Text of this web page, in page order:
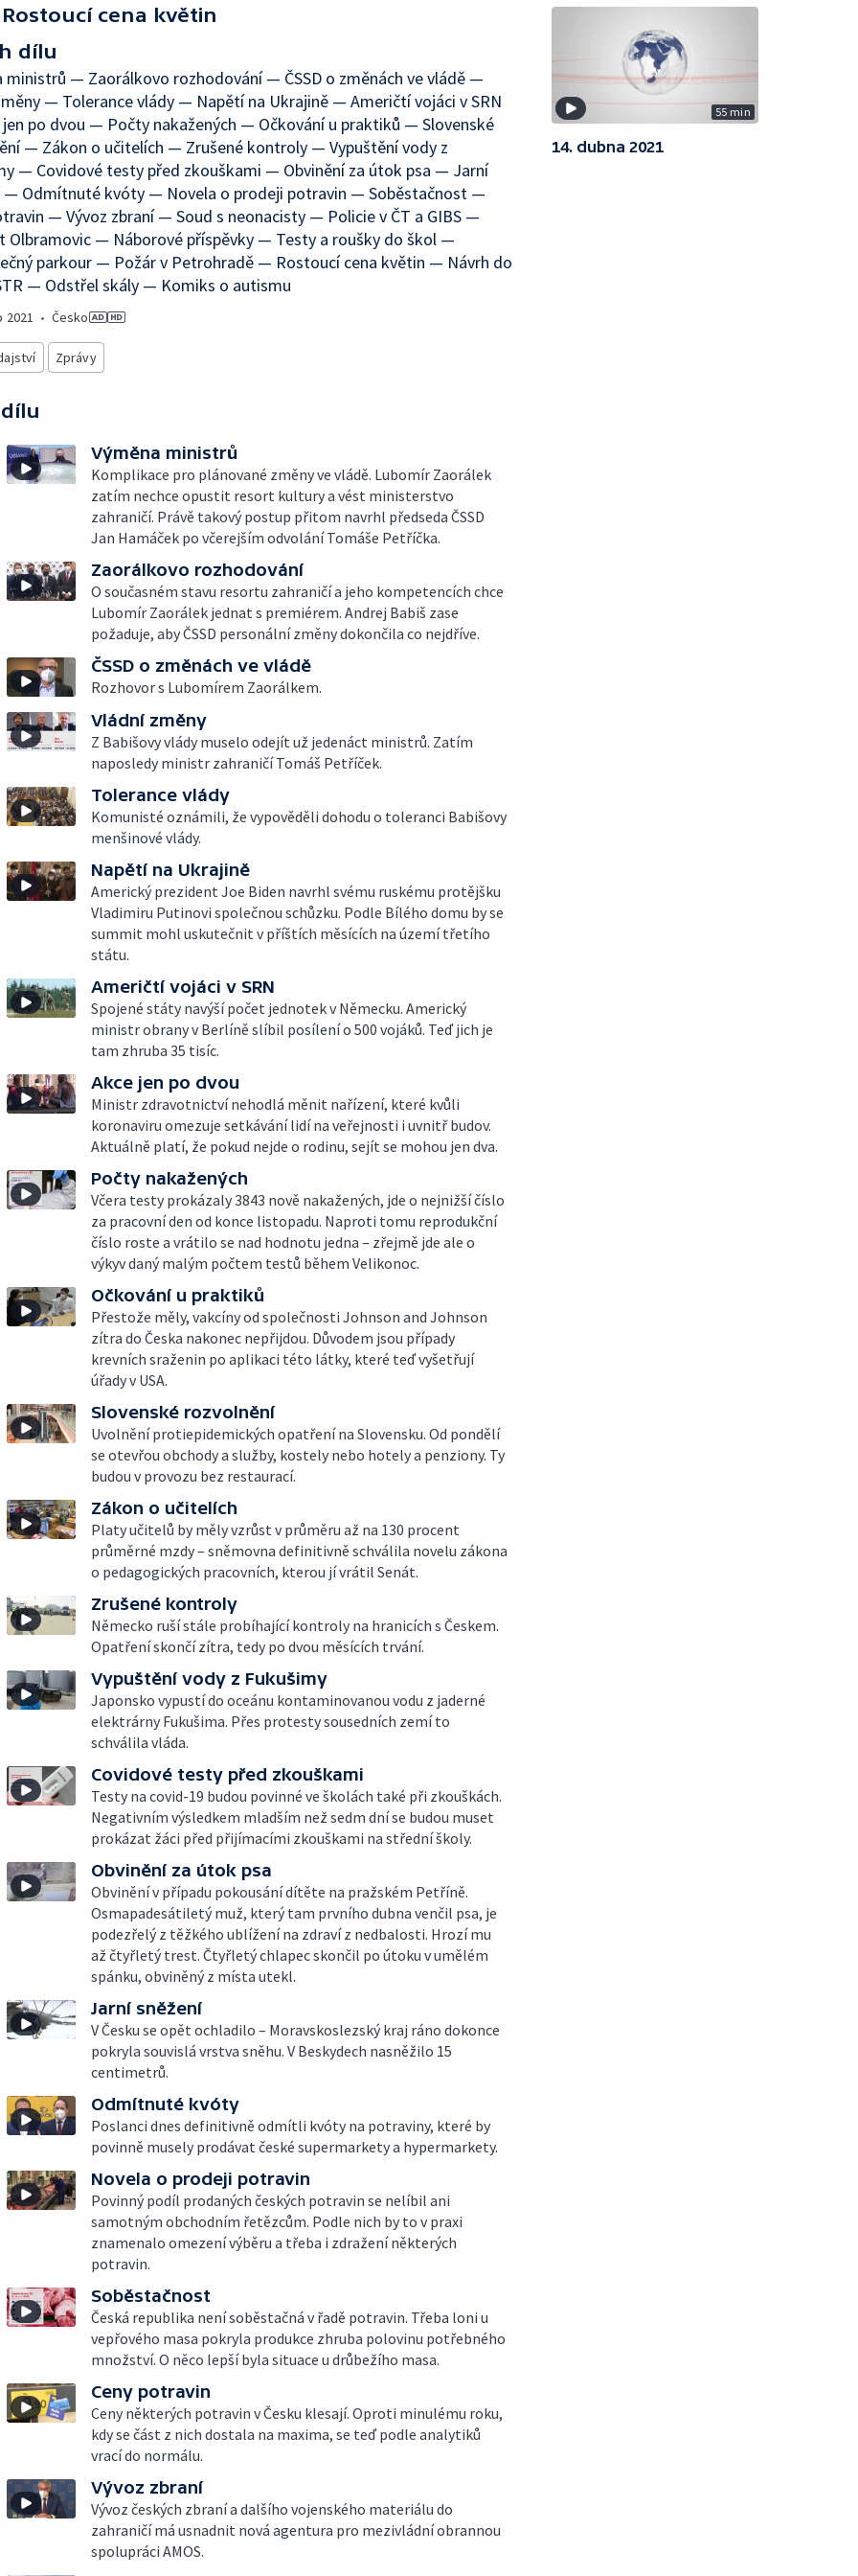
Rostoucí cena květin
dílu
ministrů — Zaorálkovo rozhodování — ČSSD o změnách ve vládě —
— Tolerance vlády — Napětí na Ukrajině — Američtí vojáci v SRN
po dvou — Počty nakažených — Očkování u praktiků — Slovenské
— Zákon o učitelích — Zrušené kontroly — Vypuštění vody z
— Covidové testy před zkouškami — Obvinění za útok psa — Jarní
— Odmítnuté kvóty — Novela o prodeji potravin — Soběstačnost —
— Vývoz zbraní — Soud s neonacisty — Policie v ČT a GIBS —
Olbramovic — Náborové příspěvky — Testy a roušky do škol —
parkour — Požár v Petrohradě — Rostoucí cena květin — Návrh do
— Odstřel skály — Komiks o autismu
2021 • Česko
Zprávy
Výměna ministrů
Komplikace pro plánované změny ve vládě. Lubomír Zaorálek
zatím nechce opustit resort kultury a vést ministerstvo
zahraničí. Právě takový postup přitom navrhl předseda ČSSD
Jan Hamáček po včerejším odvolání Tomáše Petříčka.
Zaorálkovo rozhodování
O současném stavu resortu zahraničí a jeho kompetencích chce
Lubomír Zaorálek jednat s premiérem. Andrej Babiš zase
požaduje, aby ČSSD personální změny dokončila co nejdříve.
ČSSD o změnách ve vládě
Rozhovor s Lubomírem Zaorálkem.
Vládní změny
Z Babišovy vlády muselo odejít už jedenáct ministrů. Zatím
naposledy ministr zahraničí Tomáš Petříček.
Tolerance vlády
Komunisté oznámili, že vypověděli dohodu o toleranci Babišovy
menšinové vlády.
Napětí na Ukrajině
Americký prezident Joe Biden navrhl svému ruskému protějšku
Vladimiru Putinovi společnou schůzku. Podle Bílého domu by se
summit mohl uskutečnit v příštích měsících na území třetího
státu.
Američtí vojáci v SRN
Spojené státy navýší počet jednotek v Německu. Americký
ministr obrany v Berlíně slíbil posílení o 500 vojáků. Teď jich je
tam zhruba 35 tisíc.
Akce jen po dvou
Ministr zdravotnictví nehodlá měnit nařízení, které kvůli
koronaviru omezuje setkávání lidí na veřejnosti i uvnitř budov.
Aktuálně platí, že pokud nejde o rodinu, sejít se mohou jen dva.
Počty nakažených
Včera testy prokázaly 3843 nově nakažených, jde o nejnižší číslo
za pracovní den od konce listopadu. Naproti tomu reprodukční
číslo roste a vrátilo se nad hodnotu jedna – zřejmě jde ale o
výkyv daný malým počtem testů během Velikonoc.
Očkování u praktiků
Přestože měly, vakcíny od společnosti Johnson and Johnson
zítra do Česka nakonec nepřijdou. Důvodem jsou případy
krevních sraženin po aplikaci této látky, které teď vyšetřují
úřady v USA.
Slovenské rozvolnění
Uvolnění protiepidemických opatření na Slovensku. Od pondělí
se otevřou obchody a služby, kostely nebo hotely a penziony. Ty
budou v provozu bez restaurací.
Zákon o učitelích
Platy učitelů by měly vzrůst v průměru až na 130 procent
průměrné mzdy – sněmovna definitivně schválila novelu zákona
o pedagogických pracovních, kterou jí vrátil Senát.
Zrušené kontroly
Německo ruší stále probíhající kontroly na hranicích s Českem.
Opatření skončí zítra, tedy po dvou měsících trvání.
Vypuštění vody z Fukušimy
Japonsko vypustí do oceánu kontaminovanou vodu z jaderné
elektrárny Fukušima. Přes protesty sousedních zemí to
schválila vláda.
Covidové testy před zkouškami
Testy na covid-19 budou povinné ve školách také při zkouškách.
Negativním výsledkem mladším než sedm dní se budou muset
prokázat žáci před přijímacími zkouškami na střední školy.
Obvinění za útok psa
Obvinění v případu pokousání dítěte na pražském Petříně.
Osmapadesátiletý muž, který tam prvního dubna venčil psa, je
podezřelý z těžkého ublížení na zdraví z nedbalosti. Hrozí mu
až čtyřletý trest. Čtyřletý chlapec skončil po útoku v umělém
spánku, obviněný z místa utekl.
Jarní sněžení
V Česku se opět ochladilo – Moravskoslezský kraj ráno dokonce
pokryla souvislá vrstva sněhu. V Beskydech nasněžilo 15
centimetrů.
Odmítnuté kvóty
Poslanci dnes definitivně odmítli kvóty na potraviny, které by
povinně musely prodávat české supermarkety a hypermarkety.
Novela o prodeji potravin
Povinný podíl prodaných českých potravin se nelíbil ani
samotným obchodním řetězcům. Podle nich by to v praxi
znamenalo omezení výběru a třeba i zdražení některých
potravin.
Soběstačnost
Česká republika není soběstačná v řadě potravin. Třeba loni u
vepřového masa pokryla produkce zhruba polovinu potřebného
množství. O něco lepší byla situace u drůbežího masa.
Ceny potravin
Ceny některých potravin v Česku klesají. Oproti minulému roku,
kdy se část z nich dostala na maxima, se teď podle analytiků
vrací do normálu.
Vývoz zbraní
Vývoz českých zbraní a dalšího vojenského materiálu do
zahraničí má usnadnit nová agentura pro mezivládní obrannou
spolupráci AMOS.
55 min
14. dubna 2021